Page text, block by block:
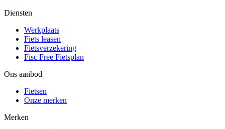
Diensten
Werkplaats
Fiets leasen
Fietsverzekering
Fisc Free Fietsplan
Ons aanbod
Fietsen
Onze merken
Merken